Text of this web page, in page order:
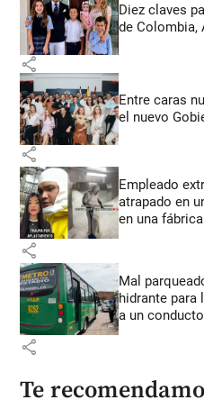
Diez claves
de Colombia,
share
Entre caras
el nuevo
share
Empleado
atrapado en
en una
share
Mal
hidrante para
a un
share
Te